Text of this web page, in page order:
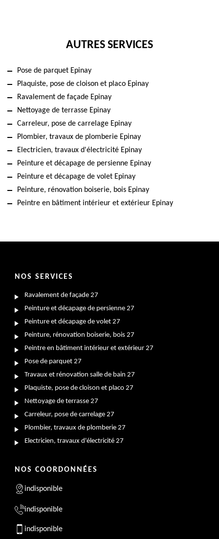
AUTRES SERVICES
Pose de parquet Epinay
Plaquiste, pose de cloison et placo Epinay
Ravalement de façade Epinay
Nettoyage de terrasse Epinay
Carreleur, pose de carrelage Epinay
Plombier, travaux de plomberie Epinay
Electricien, travaux d'électricité Epinay
Peinture et décapage de persienne Epinay
Peinture et décapage de volet Epinay
Peinture, rénovation boiserie, bois Epinay
Peintre en bâtiment intérieur et extérieur Epinay
NOS SERVICES
Ravalement de façade 27
Peinture et décapage de persienne 27
Peinture et décapage de volet 27
Peinture, rénovation boiserie, bois 27
Peintre en bâtiment intérieur et extérieur 27
Pose de parquet 27
Travaux et rénovation salle de bain 27
Plaquiste, pose de cloison et placo 27
Nettoyage de terrasse 27
Carreleur, pose de carrelage 27
Plombier, travaux de plomberie 27
Electricien, travaux d'électricité 27
NOS COORDONNÉES
indisponible
indisponible
indisponible